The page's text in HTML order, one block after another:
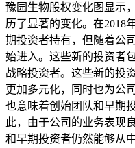
豫园生物股权变化图显示
历了显著的变化。在2018
期投资者持有，但随着公
始进入。这些新的投资者
战略投资者。这些新的投
更加多元化，同时也为公
也意味着创始团队和早期
此，由于公司的业务表现
和早期投资者仍然能够从